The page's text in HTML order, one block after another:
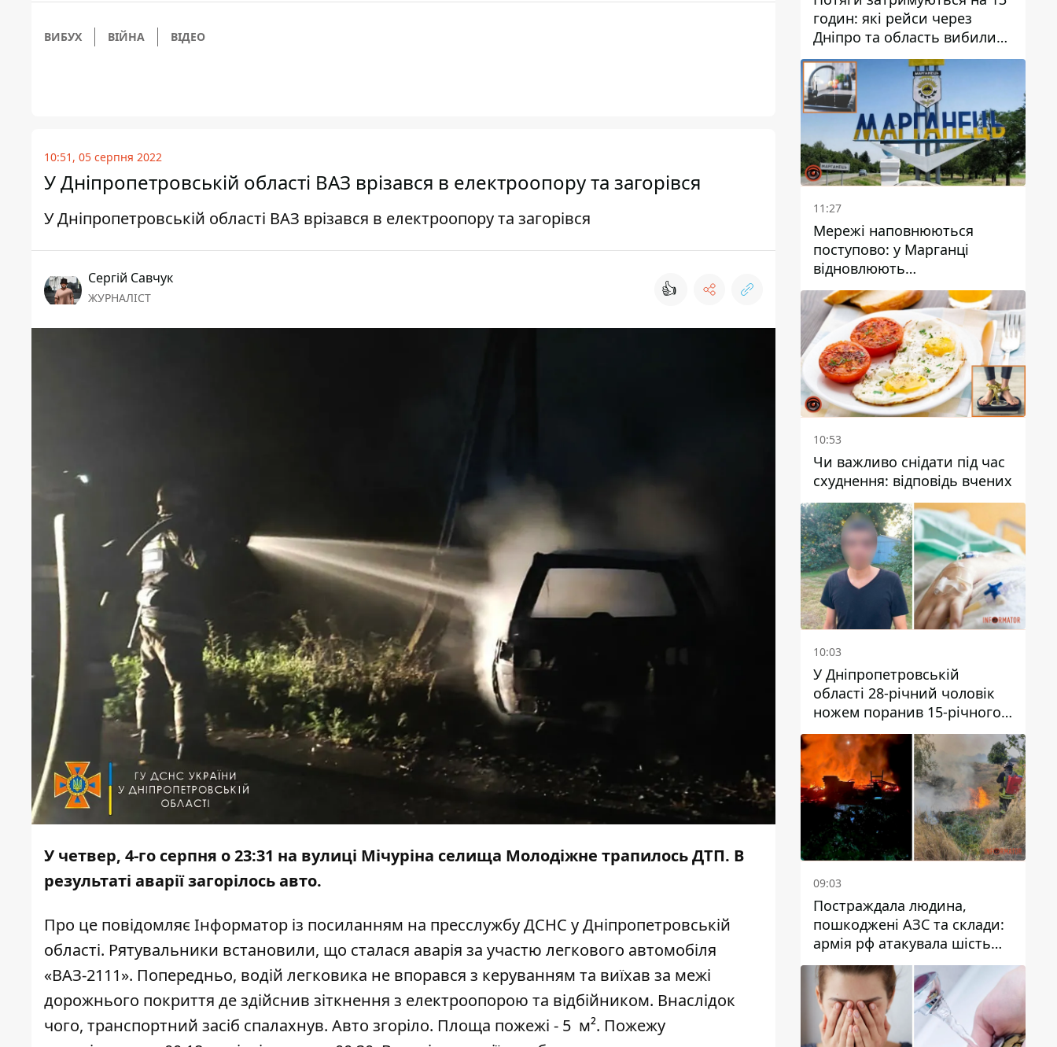
ВИБУХ ВІЙНА ВІДЕО
10:51, 05 серпня 2022
У Дніпропетровській області ВАЗ врізався в електроопору та загорівся
У Дніпропетровській області ВАЗ врізався в електроопору та загорівся
Сергій Савчук
ЖУРНАЛІСТ 👍
У четвер, 4-го серпня о 23:31 на вулиці Мічуріна селища Молодіжне трапилось ДТП. В
результаті аварії загорілось авто.
Про це повідомляє Інформатор із посиланням на пресслужбу ДСНС у Дніпропетровській
області. Рятувальники встановили, що сталася аварія за участю легкового автомобіля
«ВАЗ-2111». Попередньо, водій легковика не впорався з керуванням та виїхав за межі
дорожнього покриття де здійснив зіткнення з електроопорою та відбійником. Внаслідок
чого, транспортний засіб спалахнув. Авто згоріло. Площа пожежі - 5 м². Пожежу
годин: які рейси через
Дніпро та область вибилися
з графіка
11:27
Мережі наповнюються
поступово: у Марганці
відновлюють
водопостачання
10:53
Чи важливо снідати під час
схуднення: відповідь вчених
10:03
У Дніпропетровській
області 28-річний чоловік
ножем поранив 15-річного
хлопця
09:03
Постраждала людина,
пошкоджені АЗС та склади:
армія рф атакувала шість
районів Дніпропетровської
області